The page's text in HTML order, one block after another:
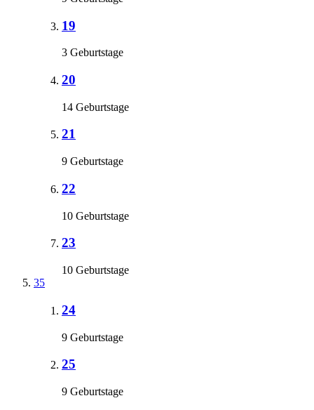
19
3 Geburtstage
20
14 Geburtstage
21
9 Geburtstage
22
10 Geburtstage
23
10 Geburtstage
35
24
9 Geburtstage
25
9 Geburtstage